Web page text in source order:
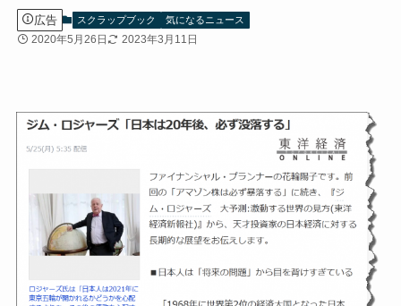
広告 スクラップブック 気になるニュース
2020年5月26日 2023年3月11日